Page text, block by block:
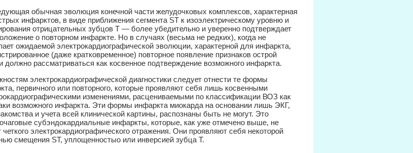
обычная эволюция конечной части желудочковых комплексов, характерная
инфарктов, в виде приближения сегмента ST к изоэлектрическому уровню и
отрицательных зубцов Т — более убедительно и уверенно подтверждает
о повторном инфаркте. Но в случаях (весьма не редких), когда не
ожидаемой электрокардиографической эволюции, характерной для инфаркта,
(даже кратковременное) повторное появление признаков острой
должно рассматриваться как косвенное подтверждение возможного инфаркта.
электрокардиографической диагностики следует отнести те формы
первичного или повторного, которые проявляют себя лишь косвенными
изменениями, расцениваемыми по классификации ВОЗ как
возможного инфаркта. Эти формы инфаркта миокарда на основании лишь ЭКГ,
и учета всей клинической картины, распознаны быть не могут. Это
субэндокардиальные инфаркты, которые, как уже отмечено выше, не
электрокардиографического отражения. Они проявляют себя некоторой
смещения ST, уплощенностыо или инверсией зубца Т.